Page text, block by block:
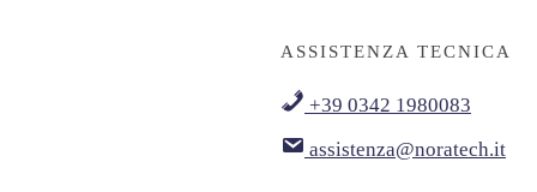
ASSISTENZA TECNICA
+39 0342 1980083
assistenza@noratech.it